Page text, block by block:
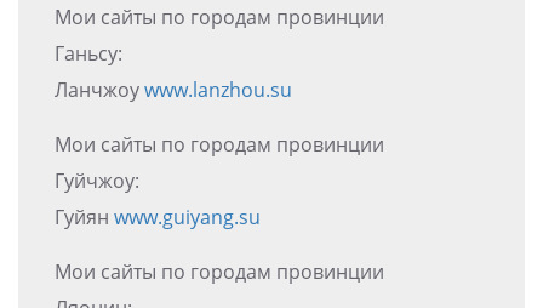
Мои сайты по городам провинции
Ганьсу:
Ланчжоуwww.lanzhou.su
Мои сайты по городам провинции
Гуйчжоу:
Гуйян www.guiyang.su
Мои сайты по городам провинции